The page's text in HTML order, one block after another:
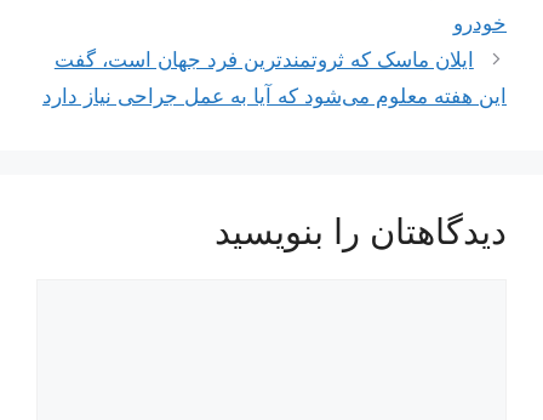
خودرو
ایلان ماسک که ثروتمندترین فرد جهان است، گفت
این هفته معلوم می‌شود که آیا به عمل جراحی نیاز دارد
دیدگاهتان را بنویسید